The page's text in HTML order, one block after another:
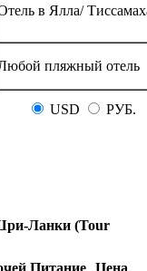
в Ялла/
пляжный отель
USD
РУБ.
Ланки (Tour
Питание Цена